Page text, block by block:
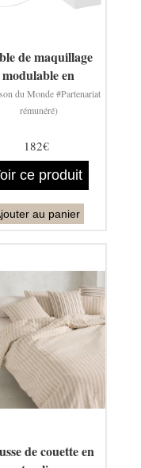
de maquillage
modulable en
du Monde #Partenariat
rémunéré)
182€
ce produit
au panier
de couette en